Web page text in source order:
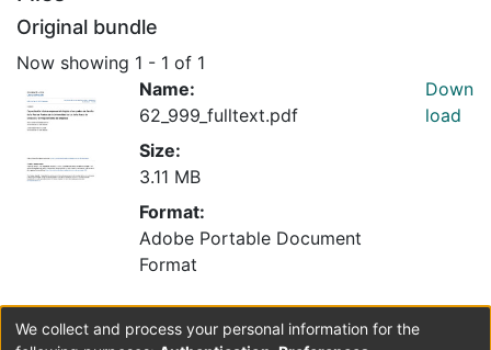
Original bundle
Now showing 1 - 1 of 1
Name:
62_999_fulltext.pdf
Size:
3.11 MB
Format:
Adobe Portable Document
Format
Down
load
Collections
We collect and process your personal information for the